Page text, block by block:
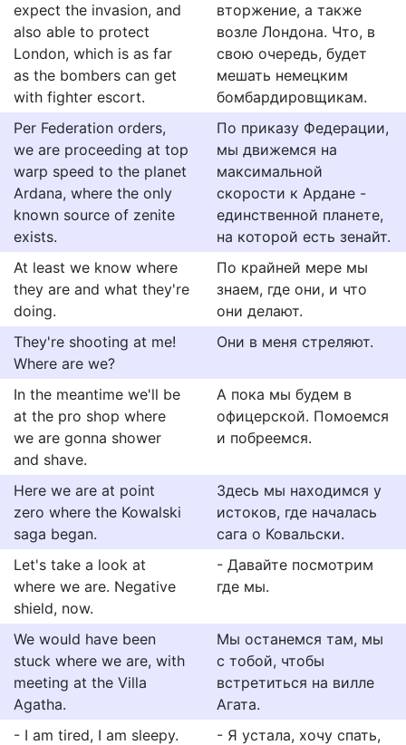
expect the invasion, and
also able to protect
London, which is as far
as the bombers can get
with fighter escort.
вторжение, а также
возле Лондона. Что, в
свою очередь, будет
мешать немецким
бомбардировщикам.
Per Federation orders,
we are proceeding at top
warp speed to the planet
Ardana, where the only
known source of zenite
exists.
По приказу Федерации,
мы движемся на
максимальной
скорости к Ардане -
единственной планете,
на которой есть зенайт.
At least we know where
they are and what they're
doing.
По крайней мере мы
знаем, где они, и что
они делают.
They're shooting at me!
Where are we?
Они в меня стреляют.
In the meantime we'll be
at the pro shop where
we are gonna shower
and shave.
А пока мы будем в
офицерской. Помоемся
и побреемся.
Here we are at point
zero where the Kowalski
saga began.
Здесь мы находимся у
истоков, где началась
сага о Ковальски.
Let's take a look at
where we are. Negative
shield, now.
- Давайте посмотрим
где мы.
We would have been
stuck where we are, with
meeting at the Villa
Agatha.
Мы останемся там, мы
с тобой, чтобы
встретиться на вилле
Агата.
- I am tired, I am sleepy.
- Я устала, хочу спать,